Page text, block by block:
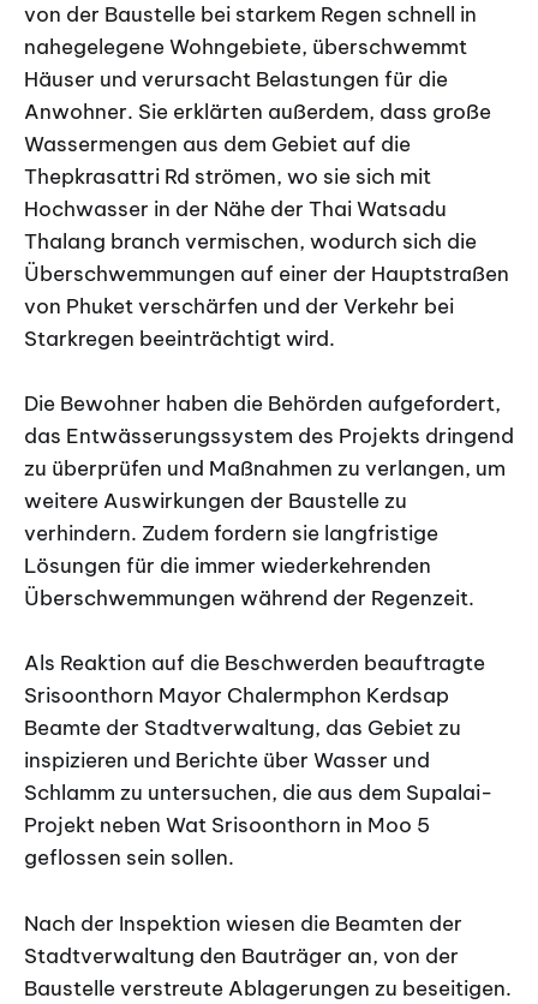
von der Baustelle bei starkem Regen schnell in
nahegelegene Wohngebiete, überschwemmt
Häuser und verursacht Belastungen für die
Anwohner. Sie erklärten außerdem, dass große
Wassermengen aus dem Gebiet auf die
Thepkrasattri Rd strömen, wo sie sich mit
Hochwasser in der Nähe der Thai Watsadu
Thalang branch vermischen, wodurch sich die
Überschwemmungen auf einer der Hauptstraßen
von Phuket verschärfen und der Verkehr bei
Starkregen beeinträchtigt wird.
Die Bewohner haben die Behörden aufgefordert,
das Entwässerungssystem des Projekts dringend
zu überprüfen und Maßnahmen zu verlangen, um
weitere Auswirkungen der Baustelle zu
verhindern. Zudem fordern sie langfristige
Lösungen für die immer wiederkehrenden
Überschwemmungen während der Regenzeit.
Als Reaktion auf die Beschwerden beauftragte
Srisoonthorn Mayor Chalermphon Kerdsap
Beamte der Stadtverwaltung, das Gebiet zu
inspizieren und Berichte über Wasser und
Schlamm zu untersuchen, die aus dem Supalai-
Projekt neben Wat Srisoonthorn in Moo 5
geflossen sein sollen.
Nach der Inspektion wiesen die Beamten der
Stadtverwaltung den Bauträger an, von der
Baustelle verstreute Ablagerungen zu beseitigen.